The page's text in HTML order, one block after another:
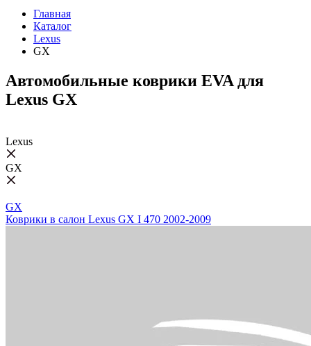
Главная
Каталог
Lexus
GX
Автомобильные коврики EVA для
Lexus GX
Lexus
GX
GX
Коврики в салон Lexus GX I 470 2002-2009